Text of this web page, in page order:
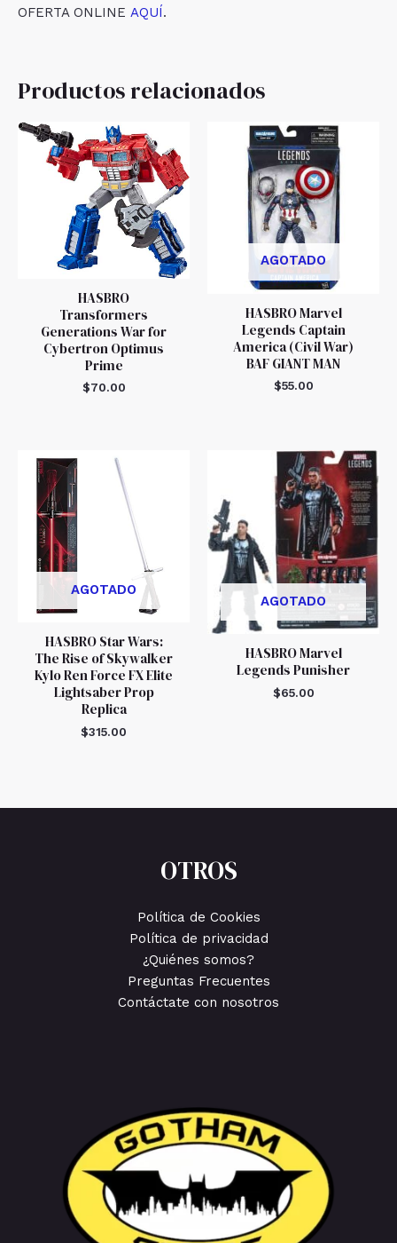
OFERTA ONLINE AQUÍ.
Productos relacionados
HASBRO
Transformers
Generations War for
Cybertron Optimus
Prime
$70.00
AGOTADO
HASBRO Marvel
Legends Captain
America (Civil War)
BAF GIANT MAN
$55.00
AGOTADO
HASBRO Star Wars:
The Rise of Skywalker
Kylo Ren Force FX Elite
Lightsaber Prop
Replica
$315.00
AGOTADO
HASBRO Marvel
Legends Punisher
$65.00
OTROS
Política de Cookies
Política de privacidad
¿Quiénes somos?
Preguntas Frecuentes
Contáctate con nosotros